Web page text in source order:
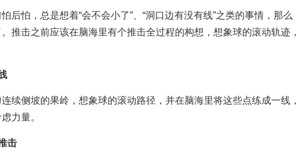
怕，总是想着“会不会小了”、“洞口边有没有线”之类的事情，那么
推击之前应该在脑海里有个推击全过程的构想，想象球的滚动轨迹，
侧坡的果岭，想象球的滚动路径，并在脑海里将这些点练成一线，
力量。
击